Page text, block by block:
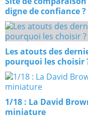
digne de confiance ?
Les atouts des
pourquoi les choisir
1/18 : La David
miniature